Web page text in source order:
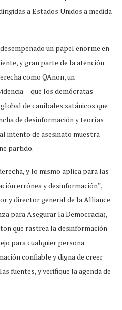
a Estados Unidos a medida
un papel enorme en
y gran parte de la atención
como QAnon, un
que los demócratas
de caníbales satánicos que
de desinformación y teorías
intento de asesinato muestra
partido.
y lo mismo aplica para las
errónea y desinformación”,
y director general de la Alliance
para Asegurar la Democracia),
que rastrea la desinformación
para cualquier persona
confiable y digna de creer
fuentes, y verifique la agenda de